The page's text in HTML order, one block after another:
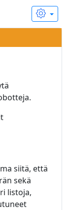
siitä, että
sekä
listoja,